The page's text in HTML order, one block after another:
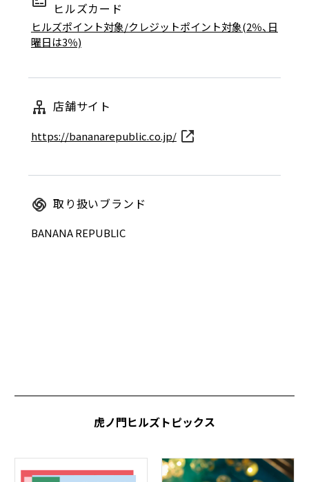
ヒルズカード
ヒルズポイント対象/クレジットポイント対象(2％、日
曜日は3％)
店舗サイト
https://bananarepublic.co.jp/
取り扱いブランド
BANANA REPUBLIC
虎ノ門ヒルズトピックス